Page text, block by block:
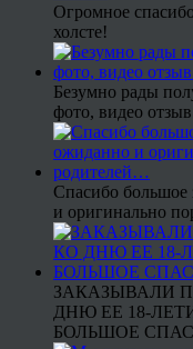
Огромное
холсте!
Безумно рады
фото, видео
Спасибо большое
и оригинально
ЗАКАЗЫВАЛИ
ДНЮ ЕЕ 18-
БОЛЬШОЕ